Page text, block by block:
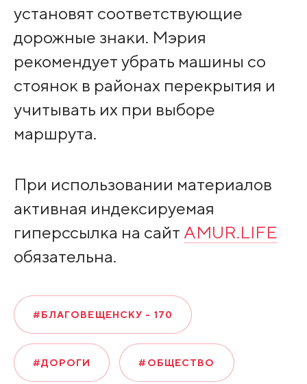
установят соответствующие
дорожные знаки. Мэрия
рекомендует убрать машины со
стоянок в районах перекрытия и
учитывать их при выборе
маршрута.
При использовании материалов
активная индексируемая
гиперссылка на сайт AMUR.LIFE
обязательна.
#БЛАГОВЕЩЕНСКУ - 170
#ДОРОГИ #ОБЩЕСТВО